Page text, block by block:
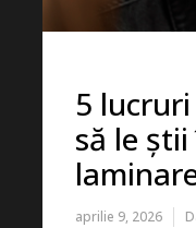
5
să le
aprilie 9, 2026